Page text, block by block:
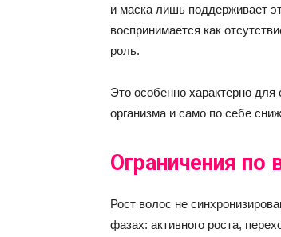
и маска лишь поддерживает
воспринимается как
роль.
Это особенно характерно
организма и само по себе
Ограничения
Рост волос не
фазах: активного роста,